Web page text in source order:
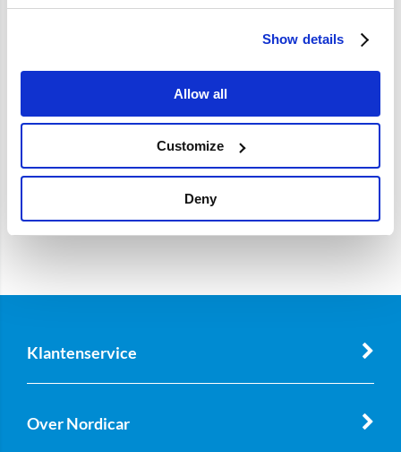
Show details
Allow all
Customize
Deny
Artikelcode 660582
Klantenservice
Over Nordicar